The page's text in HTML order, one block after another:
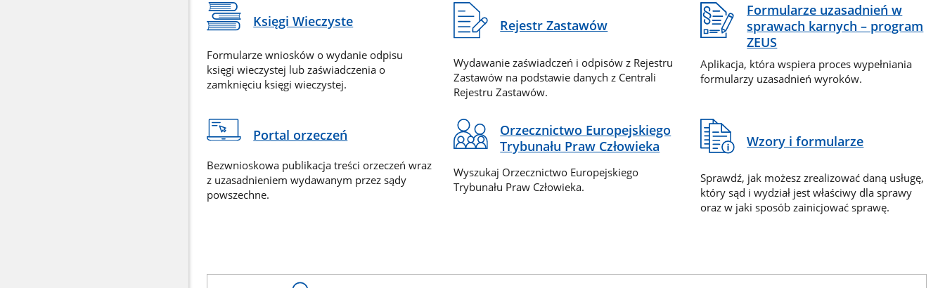
Księgi Wieczyste
Formularze wniosków o wydanie odpisu
księgi wieczystej lub zaświadczenia o
zamknięciu księgi wieczystej.
Rejestr Zastawów
Wydawanie zaświadczeń i odpisów z Rejestru
Zastawów na podstawie danych z Centrali
Rejestru Zastawów.
Formularze uzasadnień w
sprawach karnych – program
ZEUS
Aplikacja, która wspiera proces wypełniania
formularzy uzasadnień wyroków.
Portal orzeczeń
Bezwnioskowa publikacja treści orzeczeń wraz
z uzasadnieniem wydawanym przez sądy
powszechne.
Orzecznictwo Europejskiego
Trybunału Praw Człowieka
Wyszukaj Orzecznictwo Europejskiego
Trybunału Praw Człowieka.
Wzory i formularze
Sprawdź, jak możesz zrealizować daną usługę,
który sąd i wydział jest właściwy dla sprawy
oraz w jaki sposób zainicjować sprawę.